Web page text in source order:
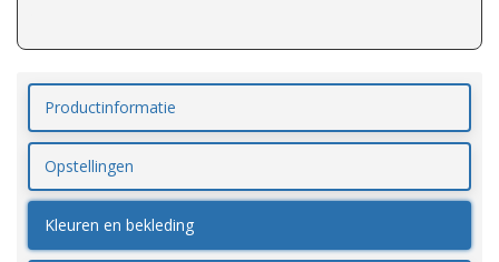
Productinformatie
Opstellingen
Kleuren en bekleding